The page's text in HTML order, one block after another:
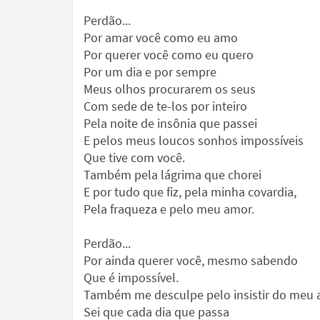
Perdão...
Por amar você como eu amo
Por querer você como eu quero
Por um dia e por sempre
Meus olhos procurarem os seus
Com sede de te-los por inteiro
Pela noite de insônia que passei
E pelos meus loucos sonhos impossíveis
Que tive com você.
Também pela lágrima que chorei
E por tudo que fiz, pela minha covardia,
Pela fraqueza e pelo meu amor.
Perdão...
Por ainda querer você, mesmo sabendo
Que é impossível.
Também me desculpe pelo insistir do meu
Sei que cada dia que passa